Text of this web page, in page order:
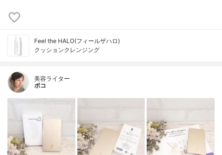
Feel the HALO(フィールザハロ)
クッションクレンジング
美容ライター
ポコ